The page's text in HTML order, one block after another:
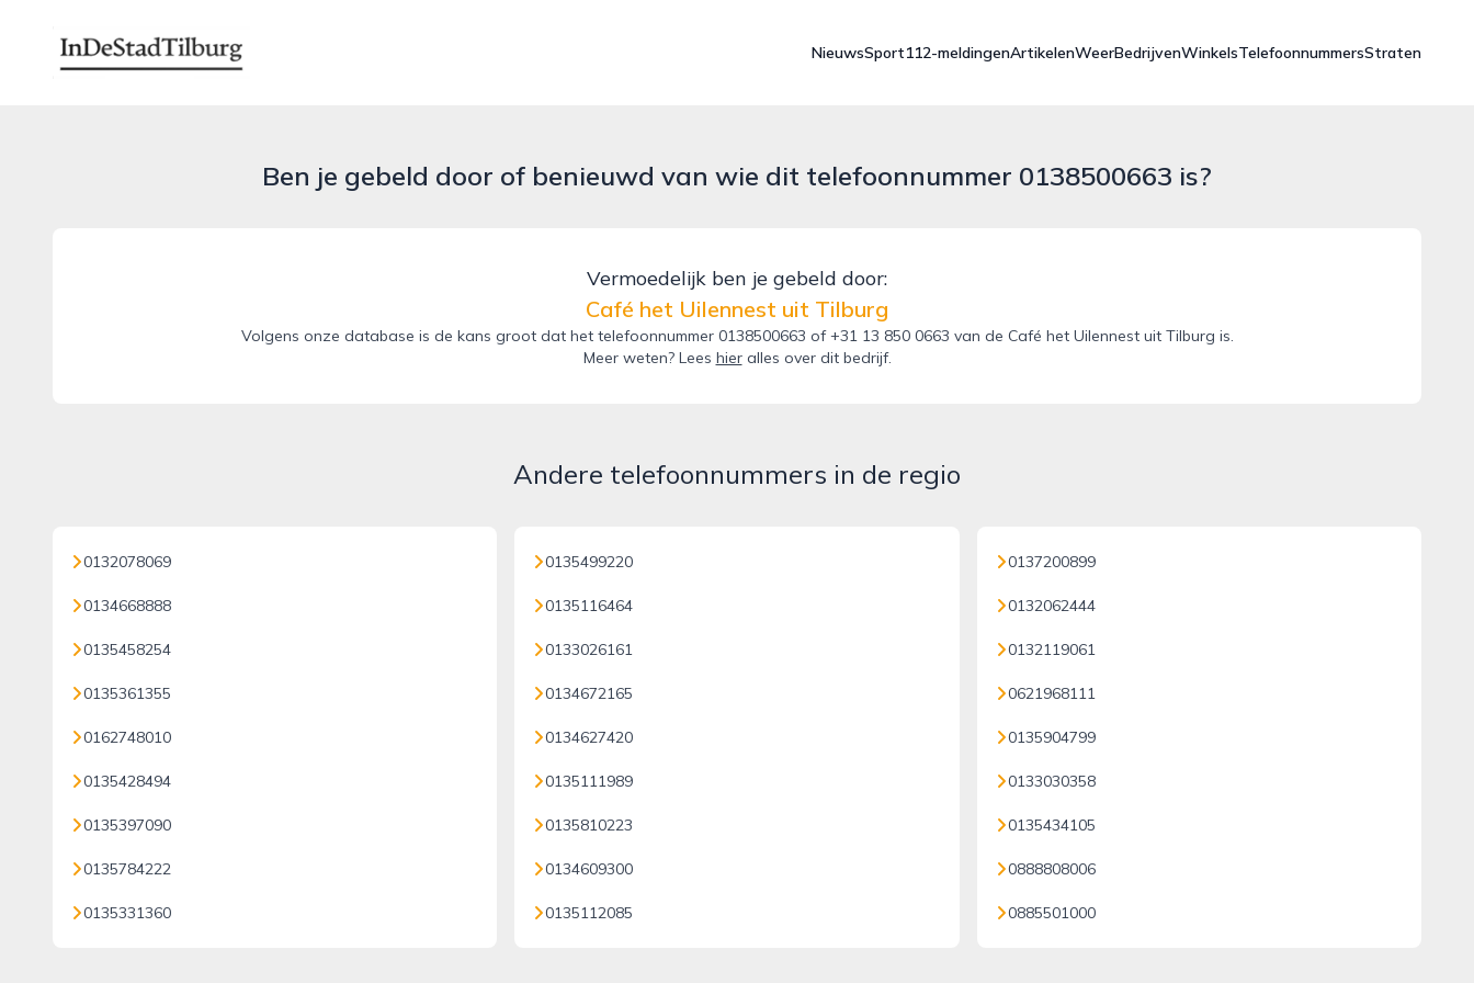
indestadtilburg.nl
NieuwsSport112-meldingenArtikelenWeerBedrijvenWinkelsTelefoonnummersStraten
Ben je gebeld door of benieuwd van wie dit telefoonnummer 0138500663 is?
Vermoedelijk ben je gebeld door:
Café het Uilennest uit Tilburg
Volgens onze database is de kans groot dat het telefoonnummer 0138500663 of +31 13 850 0663 van de Café het Uilennest uit Tilburg is.
Meer weten? Lees hieralles over dit bedrijf.
Andere telefoonnummers in de regio
0132078069
0134668888
0135458254
0135361355
0162748010
0135428494
0135397090
0135784222
0135331360
0135499220
0135116464
0133026161
0134672165
0134627420
0135111989
0135810223
0134609300
0135112085
0137200899
0132062444
0132119061
0621968111
0135904799
0133030358
0135434105
0888808006
0885501000